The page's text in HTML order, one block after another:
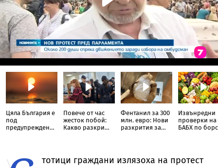
Цяла България е
под
предупреждение:
събота
Повече от час
жесток побой:
Какво разкри
Фентанил за 300
млн. евро: Нови
разкрития за
Извънредни
проверки на
БАБХ по
тотици граждани излязоха на протест